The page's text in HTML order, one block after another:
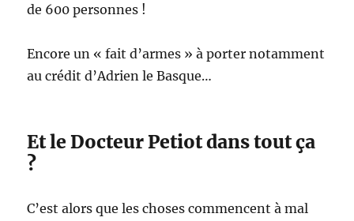
de 600 personnes !
Encore un « fait d’armes » à porter notamment
au crédit d’Adrien le Basque…
Et le Docteur Petiot dans tout ça
?
C’est alors que les choses commencent à mal